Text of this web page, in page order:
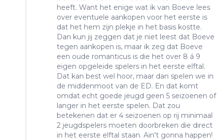
heeft. Want het enige wat ik van Boeve lees
over eventuele aankopen voor het eerste is
dat het hem zijn plekje in het basis kostte.
Dan kun jij zeggen dat je niet leest dat Boeve
tegen aankopen is, maar ik zeg dat Boeve
een oude romanticus is die het over 8 á 9
eigen opgeleide spelers in het eerste elftal.
Dat kan best wel hoor, maar dan spelen we in
de middenmoot van de ED. En dat komt
omdat echt goede jeugd geen 5 seizoenen of
langer in het eerste spelen. Dat zou
betekenen dat er 4 seizoenen op rij minimaal
2 jeugdspelers moeten doorbreken die direct
in het eerste elftal staan. Ain't gonna happen!